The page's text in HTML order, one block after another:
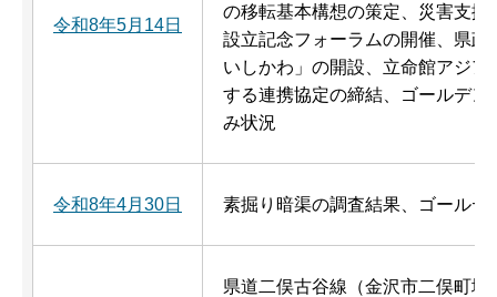
令和8年5月14日
の移転基本構想の策定、災害支
設立記念フォーラムの開催、県
いしかわ」の開設、立命館アジ
する連携協定の締結、ゴールデ
み状況
令和8年4月30日 素掘り暗渠の調査結果、ゴールデ
県道二俣古谷線（金沢市二俣町